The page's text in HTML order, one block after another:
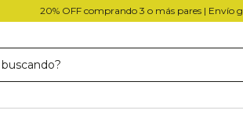
20% OFF comprando 3 o más pares | Envío